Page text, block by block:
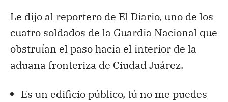
Le dijo al reportero de El Diario, uno de los
cuatro soldados de la Guardia Nacional que
obstruían el paso hacia el interior de la
aduana fronteriza de Ciudad Juárez.
Es un edificio público, tú no me puedes